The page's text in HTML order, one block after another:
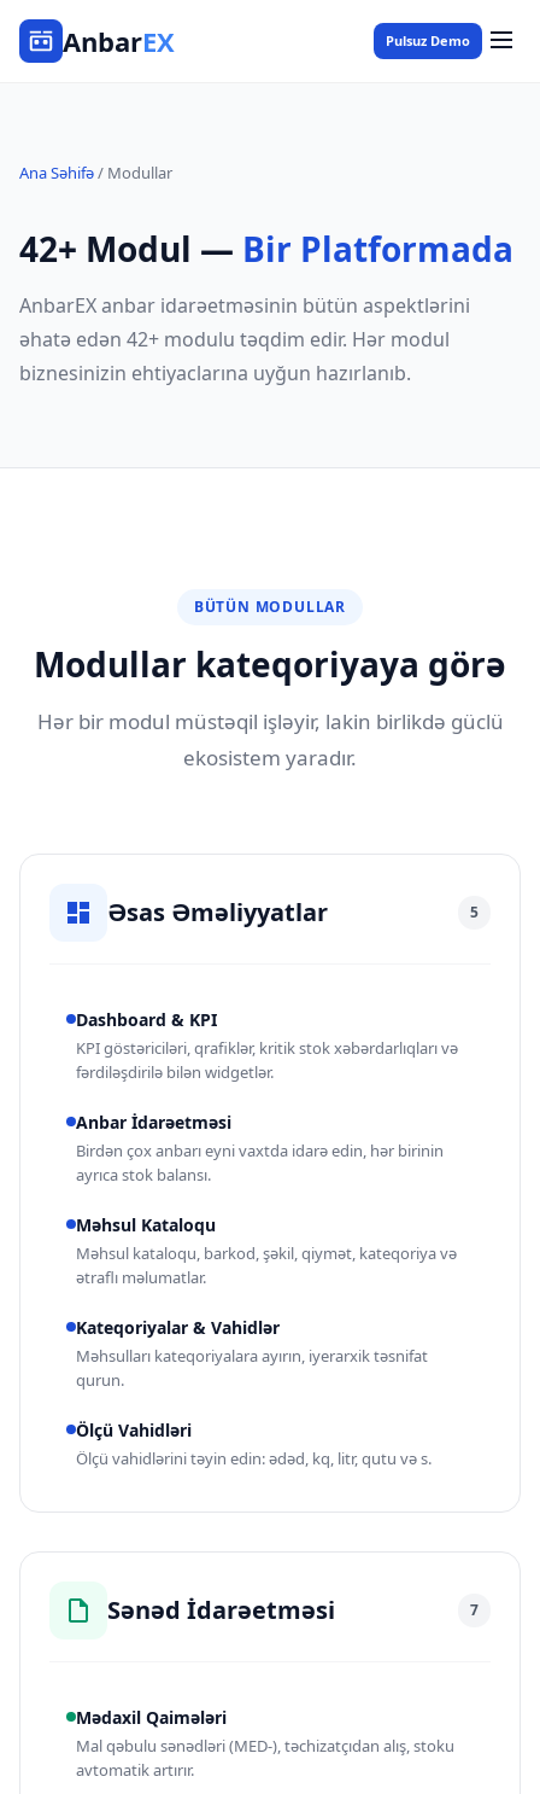
AnbarEX Pulsuz Demo
Ana Səhifə/ Modullar
42+ Modul — Bir Platformada
AnbarEX anbar idarəetməsinin bütün aspektlərini
əhatə edən 42+ modulu təqdim edir. Hər modul
biznesinizin ehtiyaclarına uyğun hazırlanıb.
BÜTÜN MODULLAR
Modullar kateqoriyaya görə
Hər bir modul müstəqil işləyir, lakin birlikdə güclü
ekosistem yaradır.
Əsas Əməliyyatlar 5
Dashboard & KPI
KPI göstəriciləri, qrafiklər, kritik stok xəbərdarlıqları və
fərdiləşdirilə bilən widgetlər.
Anbar İdarəetməsi
Birdən çox anbarı eyni vaxtda idarə edin, hər birinin
ayrıca stok balansı.
Məhsul Kataloqu
Məhsul kataloqu, barkod, şəkil, qiymət, kateqoriya və
ətraflı məlumatlar.
Kateqoriyalar & Vahidlər
Məhsulları kateqoriyalara ayırın, iyerarxik təsnifat
qurun.
Ölçü Vahidləri
Ölçü vahidlərini təyin edin: ədəd, kq, litr, qutu və s.
Sənəd İdarəetməsi 7
Mədaxil Qaimələri
Mal qəbulu sənədləri (MED-), təchizatçıdan alış, stoku
avtomatik artırır.